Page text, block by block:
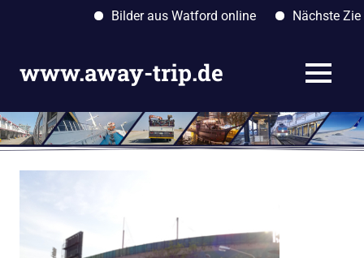
Bilder aus Watford online
Nächste Ziele:
springen
www.away-trip.de MENÜ